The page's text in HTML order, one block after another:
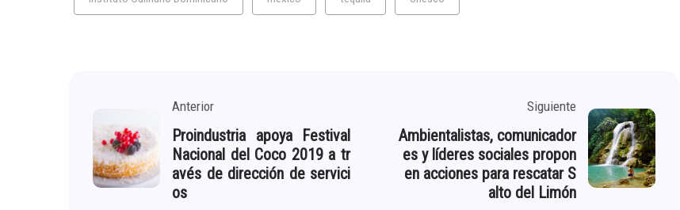
Anterior
Proindustria apoya Festival
Nacional del Coco 2019 a tr
avés de dirección de servici
os
Siguiente
Ambientalistas, comunicador
es y líderes sociales propon
en acciones para rescatar S
alto del Limón